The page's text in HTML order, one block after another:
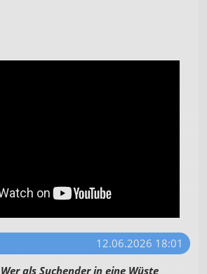
12.06.2026 18:01
Wer als Suchender in eine Wüste